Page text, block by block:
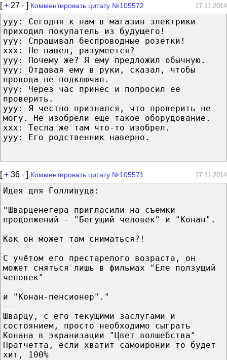
[+ 27 - ] Комментировать цитату №105572 17.11.2014
yyy: Сегодня к нам в магазин электрики
приходил покупатель из будущего!
yyy: Спрашивал беспроводные розетки!
xxx: Не нашел, разумеется?
yyy: Почему же? Я ему предложил обычную.
yyy: Отдавая ему в руки, сказал, чтобы
провода не подключал.
yyy: Через час принес и попросил ее
проверить.
yyy: Я честно признался, что проверить не
могу. Не изобрели еще такое оборудование.
xxx: Тесла же там что-то изобрел.
yyy: Его родственник наверно.
[+ 36 - ] Комментировать цитату №105571 17.11.2014
Идея для Голливуда:
"Шварценегера пригласили на съемки
продолжений - "Бегущий человек" и "Конан".
Как он может там сниматься?!
С учётом его престарелого возраста, он
может сняться лишь в фильмах "Еле ползущий
человек"
и "Конан-пенсионер"."
--
Шварцу, с его текущими заслугами и
состоянием, просто необходимо сыграть
Конана в экранизации "Цвет волшебства"
Пратчетта, если хватит самоиронии то будет
хит, 100%